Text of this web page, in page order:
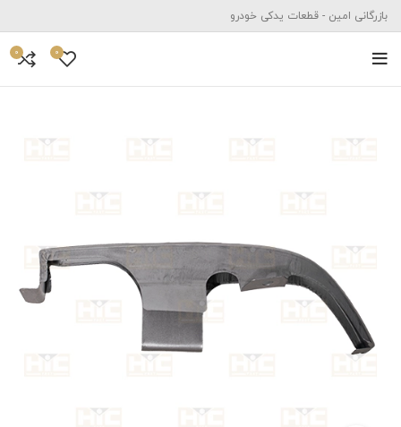
بازرگانی امین - قطعات یدکی خودرو
0
0